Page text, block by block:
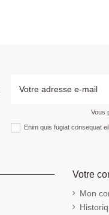
Vous
Enim quis fugiat consequat
Votre
Mon